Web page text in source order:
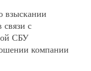
взыскании
с
СБУ
компании